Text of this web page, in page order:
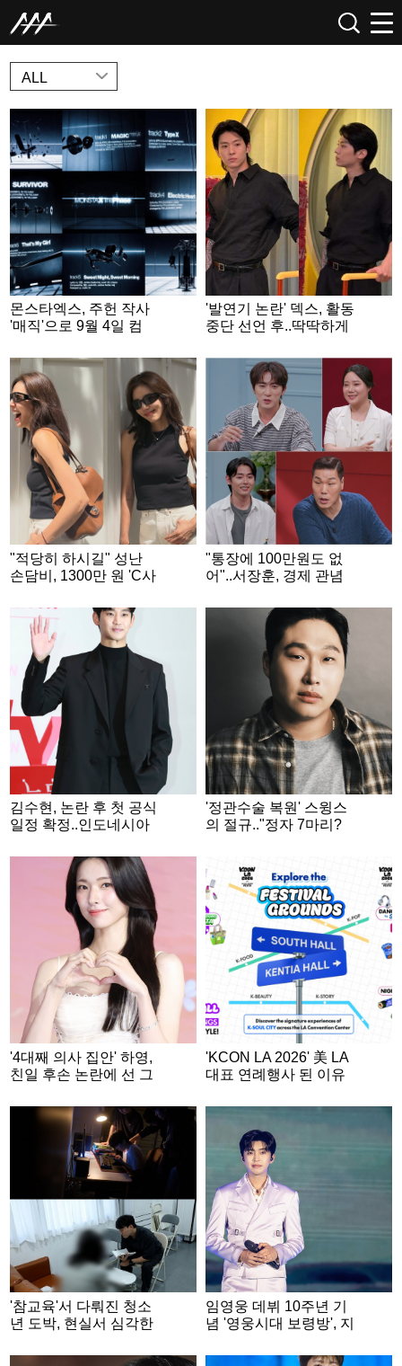
NEWS
ALL
몬스타엑스, 주헌 작사
'매직'으로 9월 4일 컴
'발연기 논란' 덱스, 활동
중단 선언 후..딱딱하게
"적당히 하시길" 성난
손담비, 1300만 원 'C사
"통장에 100만원도 없
어"..서장훈, 경제 관념
[연애전쟁]
김수현, 논란 후 첫 공식
일정 확정..인도네시아
'정관수술 복원' 스윙스
의 절규.."정자 7마리?
'4대째 의사 집안' 하영,
친일 후손 논란에 선 그
지만..의혹 사실무근"
[공식]
'KCON LA 2026' 美 LA
대표 연례행사 된 이유
'참교육'서 다뤄진 청소
년 도박, 현실서 심각한
도 [PD수첩]
임영웅 데뷔 10주년 기
념 '영웅시대 보령방', 지
금..선한 영향력 실천